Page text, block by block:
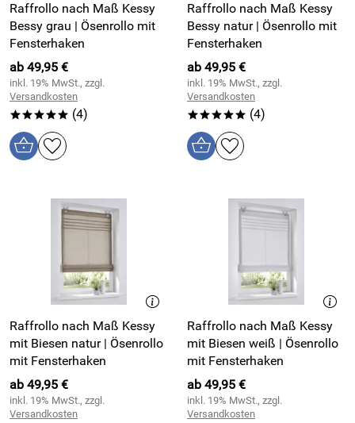
Raffrollo nach Maß Kessy
Bessy grau | Ösenrollo mit
Fensterhaken
ab 49,95 €
inkl. 19% MwSt., zzgl.
Versandkosten
***** (4)
Raffrollo nach Maß Kessy
Bessy natur | Ösenrollo mit
Fensterhaken
ab 49,95 €
inkl. 19% MwSt., zzgl.
Versandkosten
***** (4)
Raffrollo nach Maß Kessy
mit Biesen natur | Ösenrollo
mit Fensterhaken
ab 49,95 €
inkl. 19% MwSt., zzgl.
Versandkosten
Raffrollo nach Maß Kessy
mit Biesen weiß | Ösenrollo
mit Fensterhaken
ab 49,95 €
inkl. 19% MwSt., zzgl.
Versandkosten